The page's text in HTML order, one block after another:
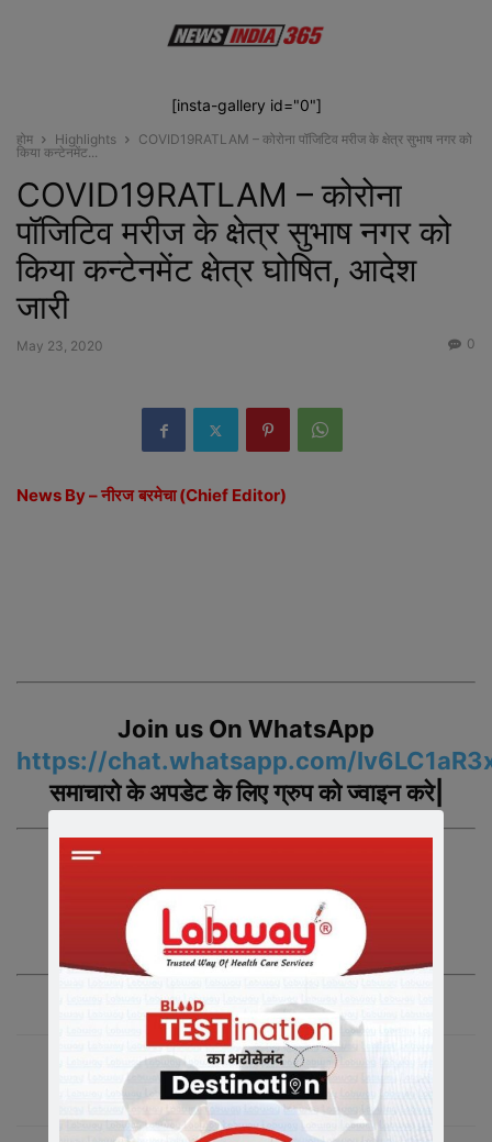
[insta-gallery id="0"]
होम Highlights
COVID19RATLAM – कोरोना पॉजिटिव मरीज के क्षेत्र सुभाष नगर को
किया कन्टेनमेंट...
COVID19RATLAM – कोरोना
पॉजिटिव मरीज के क्षेत्र सुभाष नगर को
किया कन्टेनमेंट क्षेत्र घोषित, आदेश
जारी
May 23, 2020 0
News By –नीरज बरमेचा(Chief Editor)
Join us On WhatsApp
https://chat.whatsapp.com/
समाचारोके अपडेटकेलिएग्रुपकोज्वाइनकरे|
https://t.me/newsindia365
समाचारोके अपडेटकेलिएग्रुपको ज्वाइन